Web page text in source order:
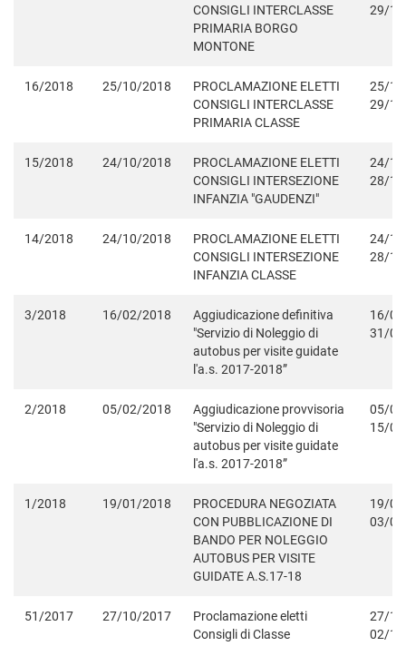
CONSIGLI INTERCLASSE
PRIMARIA BORGO
MONTONE
29/
16/2018 25/10/2018
PROCLAMAZIONE ELETTI
CONSIGLI INTERCLASSE
PRIMARIA CLASSE
25/
29/
15/2018 24/10/2018
PROCLAMAZIONE ELETTI
CONSIGLI INTERSEZIONE
INFANZIA "GAUDENZI"
24/
28/
14/2018 24/10/2018
PROCLAMAZIONE ELETTI
CONSIGLI INTERSEZIONE
INFANZIA CLASSE
24/
28/
3/2018 16/02/2018
Aggiudicazione definitiva
"Servizio di Noleggio di
autobus per visite guidate
l'a.s. 2017-2018”
16/
31/
2/2018 05/02/2018
Aggiudicazione provvisoria
"Servizio di Noleggio di
autobus per visite guidate
l'a.s. 2017-2018”
05/
15/
1/2018 19/01/2018
PROCEDURA NEGOZIATA
CON PUBBLICAZIONE DI
BANDO PER NOLEGGIO
AUTOBUS PER VISITE
GUIDATE A.S.17-18
19/
03/
51/2017 27/10/2017
Proclamazione eletti
Consigli di Classe
27/
02/